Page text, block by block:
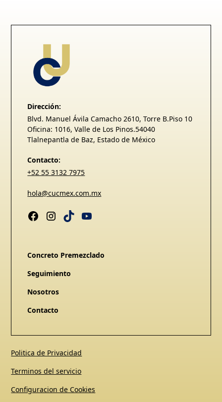
Dirección:
Blvd. Manuel Ávila Camacho 2610, Torre B.Piso 10
Oficina: 1016, Valle de Los Pinos.54040
Tlalnepantla de Baz, Estado de México
Contacto:
+52 55 3132 7975
hola@cucmex.com.mx
Concreto Premezclado
Seguimiento
Nosotros
Contacto
Politica de Privacidad
Terminos del servicio
Configuracion de Cookies